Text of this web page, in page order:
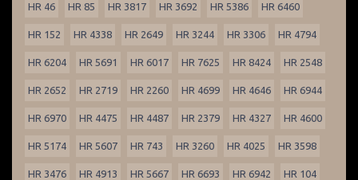
HR 46 HR 85 HR 3817 HR 3692 HR 5386 HR 6460
HR 152 HR 4338 HR 2649 HR 3244 HR 3306 HR 4794
HR 6204 HR 5691 HR 6017 HR 7625 HR 8424 HR 2548
HR 2652 HR 2719 HR 2260 HR 4699 HR 4646 HR 6944
HR 6970 HR 4475 HR 4487 HR 2379 HR 4327 HR 4600
HR 5174 HR 5607 HR 743 HR 3260 HR 4025 HR 3598
HR 3476 HR 4913 HR 5667 HR 6693 HR 6942 HR 104